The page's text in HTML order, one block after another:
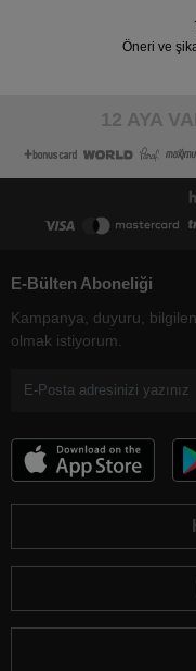
Öneri ve
12 AYA
E-Bülten Aboneliği
Kampanya, duyuru,
olmak istiyorum.